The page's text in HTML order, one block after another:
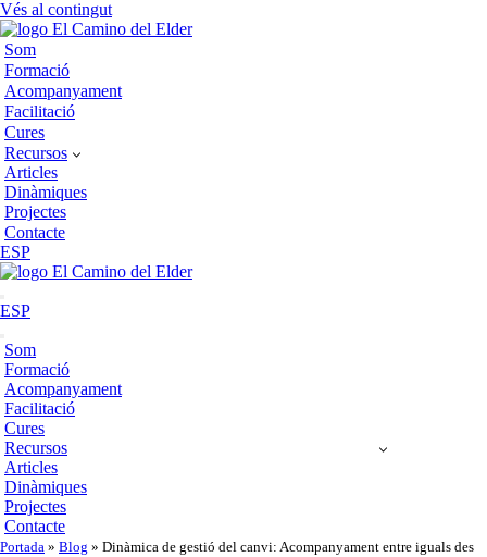
Vés al contingut
Som
Formació
Acompanyament
Facilitació
Cures
Recursos
Articles
Dinàmiques
Projectes
Contacte
ESP
Menú
de
ESP
Menú
de
navegació
Som
Formació
Acompanyament
Facilitació
Cures
Recursos
Articles
Dinàmiques
Projectes
Contacte
Portada » Blog » Dinàmica de gestió del canvi: Acompanyament entre iguals des